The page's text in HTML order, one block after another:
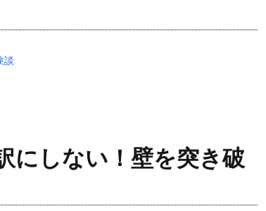
談
にしない！壁を突き破